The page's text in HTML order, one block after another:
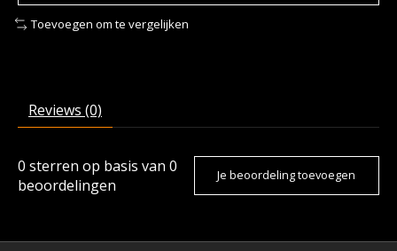
Toevoegen om te vergelijken
Reviews (0)
0 sterren op basis van 0
beoordelingen
Je beoordeling toevoegen